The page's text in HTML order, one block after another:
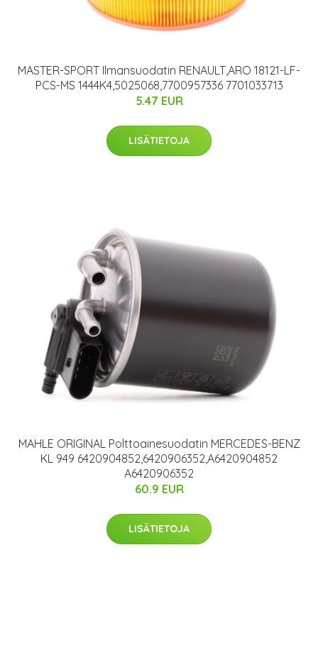
MASTER-SPORT Ilmansuodatin RENAULT,ARO 18121-LF-
PCS-MS 1444K4,5025068,7700957336 7701033713
5.47 EUR
LISÄTIETOJA
MAHLE ORIGINAL Polttoainesuodatin MERCEDES-BENZ
KL 949 6420904852,6420906352,A6420904852
A6420906352
60.9 EUR
LISÄTIETOJA